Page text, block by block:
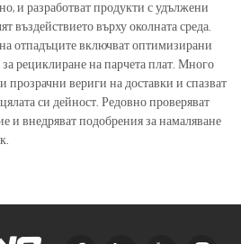
и разработват продукти с удължени
въздействието върху околната среда.
отпадъците включват оптимизирани
рециклиране на парчета плат. Много
прозрачни вериги на доставки и спазват
си дейност. Редовно проверяват
и внедряват подобрения за намаляване